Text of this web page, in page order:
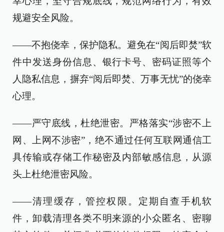
规避安全风险。
——不抱侥幸，保护隐私。避免在“阅后即焚”软
件中发送身份信息、银行卡号、密码证照等个
人隐私信息，摒弃“阅后即焚、万事无忧”的侥幸
心理。
——严守底线，杜绝泄密。严格落实“涉密不上
网、上网不涉密”，绝不通过任何互联网通信工
具传输或存储工作秘密及内部敏感信息，从源
头上杜绝泄密风险。
——清理缓存，管控权限。定期自查手机软
件，卸载清理各类不明来源的小众匿名、密聊